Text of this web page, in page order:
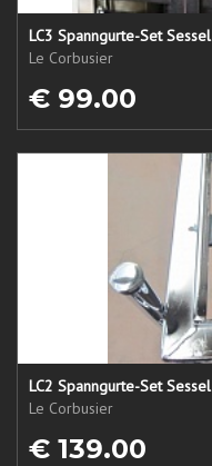
LC3 Spanngurte-Set Sessel
Le Corbusier
€ 99.00
LC2 Spanngurte-Set Sessel
Le Corbusier
€ 139.00